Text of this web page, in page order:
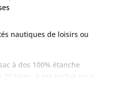
nautiques de loisirs ou
à dos 100% étanche
25 litres, il est parfait pour